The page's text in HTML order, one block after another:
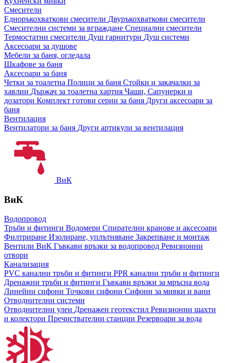
Смесители
Едноръкохваткови смесители Двуръкохваткови смесители
Смесителни системи за вграждане Специални смесители
Термостатни смесители Душ гарнитури Душ системи
Аксесоари за душове
Мебели за баня, огледала
Шкафове за баня
Аксесоари за баня
Четки за тоалетна Полици за баня Стойки и закачалки за
хавлии Държач за тоалетна хартия Чаши, Сапунерки и
дозатори Комплект готови серии за баня Други аксесоари за
баня
Вентилация
Вентилатори за баня Други артикули за вентилация
ВиК
ВиК
Водопровод
Тръби и фитинги Водомери Спирателни кранове и аксесоари
Филтриране Изолиране, уплътняване Закрепване и монтаж
Вентили ВиК Гъвкави връзки за водопровод Ревизионни
отвори
Канализация
PVC канални тръби и фитинги PPR канални тръби и фитинги
Дренажни тръби и фитинги Гъвкави връзки за мръсна вода
Линейни сифони Точкови сифони Сифони за мивки и вани
Отводнителни системи
Отводнителни улеи Дренажен геотекстил Ревизионни шахти
и колектори Пречиствателни станции Резервоари за вода